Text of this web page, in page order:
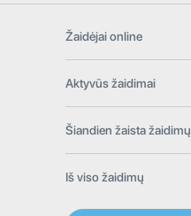
Žaidėjai online
Aktyvūs žaidimai
Šiandien žaista žaidimų
Iš viso žaidimų